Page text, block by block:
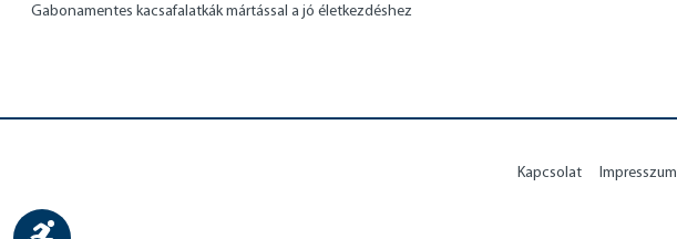
Gabonamentes kacsafalatkák mártással a jó életkezdéshez
Kapcsolat Impresszum
Show toolbar